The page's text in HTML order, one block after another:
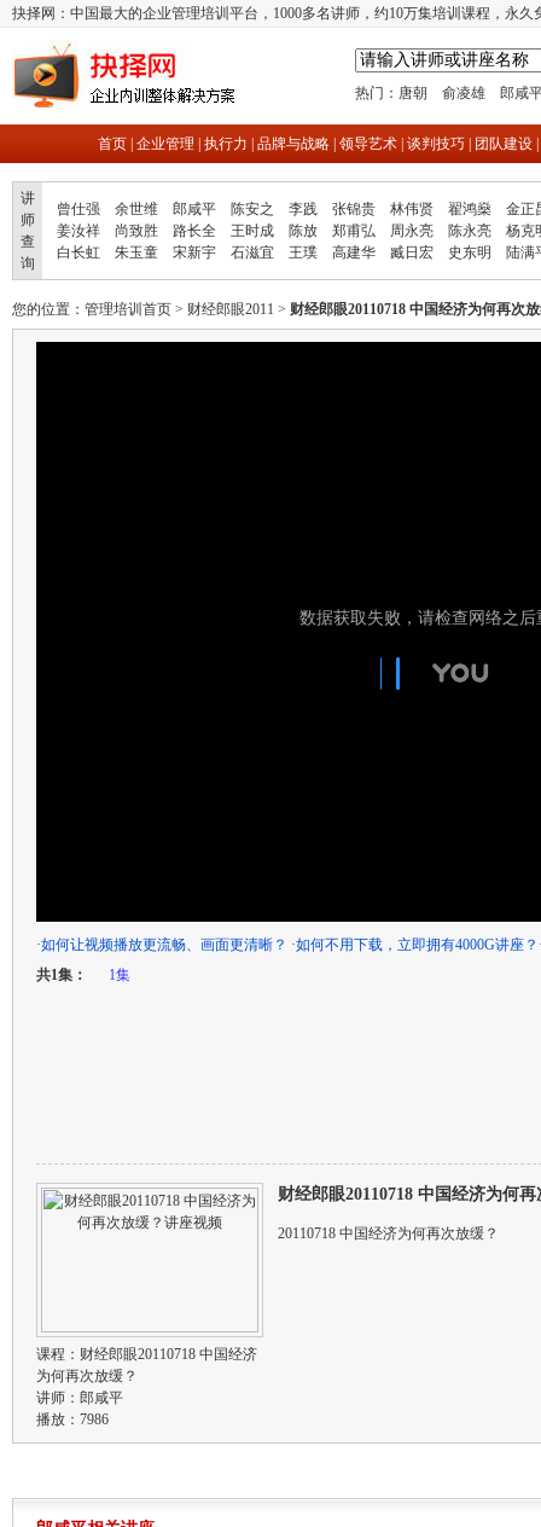
抉择网：中国最大的企业管理培训平台，1000多名讲师，约10万集培训课程，永
热门： 唐朝 俞凌雄 郎咸
首页| 企业管理 执行力 品牌与战略| 领导艺术| 谈判技巧| 团队建设|
讲
师
查
询
曾仕强 余世维 郎咸平 陈安之 李践 张锦贵 林伟贤 翟鸿燊
金正
姜汝祥
尚致胜 路长全 王时成 陈放 郑甫弘 周永亮 陈永亮
杨克
白长虹
朱玉童 宋新宇 石滋宜 王璞 高建华 臧日宏 史东明 陆满
您的位置： 管理培训首页 > 财经郎眼2011 > 财经郎眼20110718 中国经济为何再次
·如何让视频播放更流畅、画面更清晰？ ·如何不用下载，立即拥有4000G讲座？
共1集：
1集
课程： 财经郎眼20110718 中国经济
为何再次放缓？
讲师： 郎咸平
播放：7986
财经郎眼20110718 中国经济为何
20110718 中国经济为何再次放缓？